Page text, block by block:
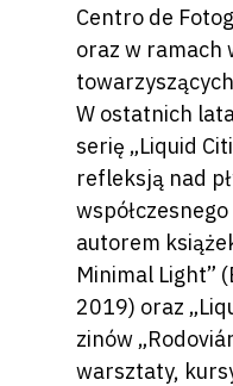
Centro de
oraz w ramach
W ostatnich
serię „Liquid
refleksją nad
autorem
Minimal Light”
2019) oraz
zinów
warsztaty,